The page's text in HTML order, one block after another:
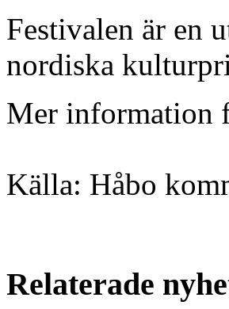
Festivalen är en
nordiska
Mer information
Källa: Håbo
Relaterade